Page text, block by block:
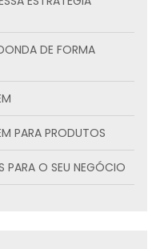
PARA PRODUTOS
PARA O SEU NEGÓCIO